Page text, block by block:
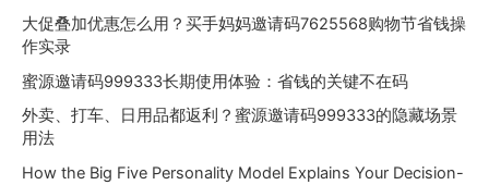
大促叠加优惠怎么用？买手妈妈邀请码7625568购物节省钱操
作实录
蜜源邀请码999333长期使用体验：省钱的关键不在码
外卖、打车、日用品都返利？蜜源邀请码999333的隐藏场景
用法
How the Big Five Personality Model Explains Your Decision-